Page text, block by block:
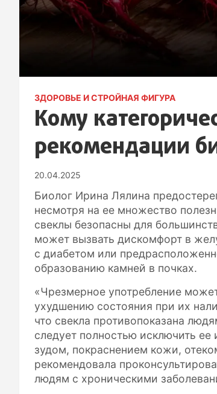
ЗДОРОВЬЕ И СТРОЙНАЯ ФИГУРА
Кому
рекомендации
20.04.2025
Биолог Ирина Лялина
несмотря на ее множество
свеклы безопасны для
может вызвать дискомфорт в
с диабетом или
образованию камней в почках.
«Чрезмерное употребление
ухудшению состояния при их
что свекла противопоказана
следует полностью исключить
зудом, покраснением кожи,
рекомендовала
людям с хроническими